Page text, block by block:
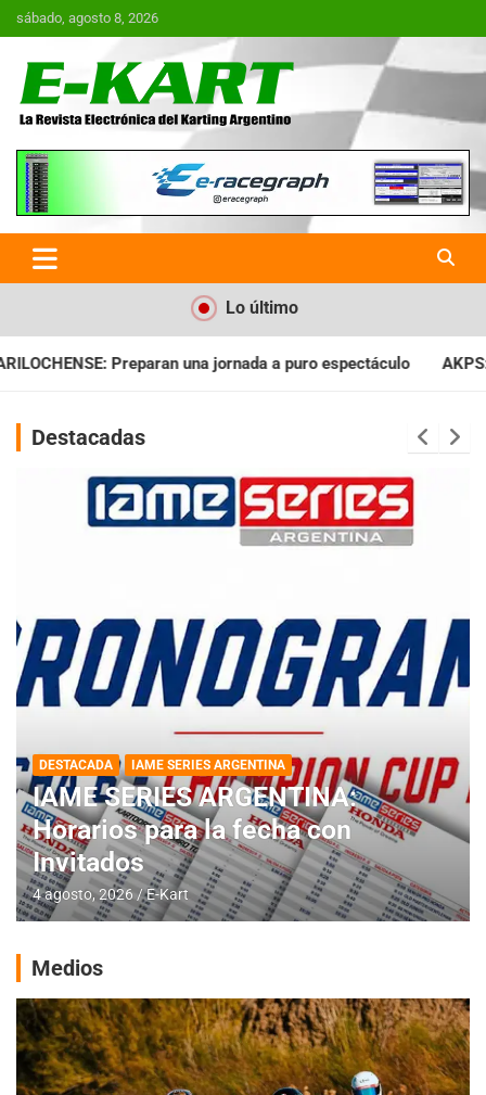
Saltar
al
sábado, agosto 8, 2026
E-Kart.com.ar | La Revista
Electrónica del Karting en
Argentina
Lo último
a puro espectáculo AKPS: Intervino la IGJ y oficializó el
Destacadas
DESTACADA IAME SERIES ARGENTINA
IAME SERIES ARGENTINA:
Horarios para la fecha con
Invitados
4 agosto, 2026 E-Kart
Medios